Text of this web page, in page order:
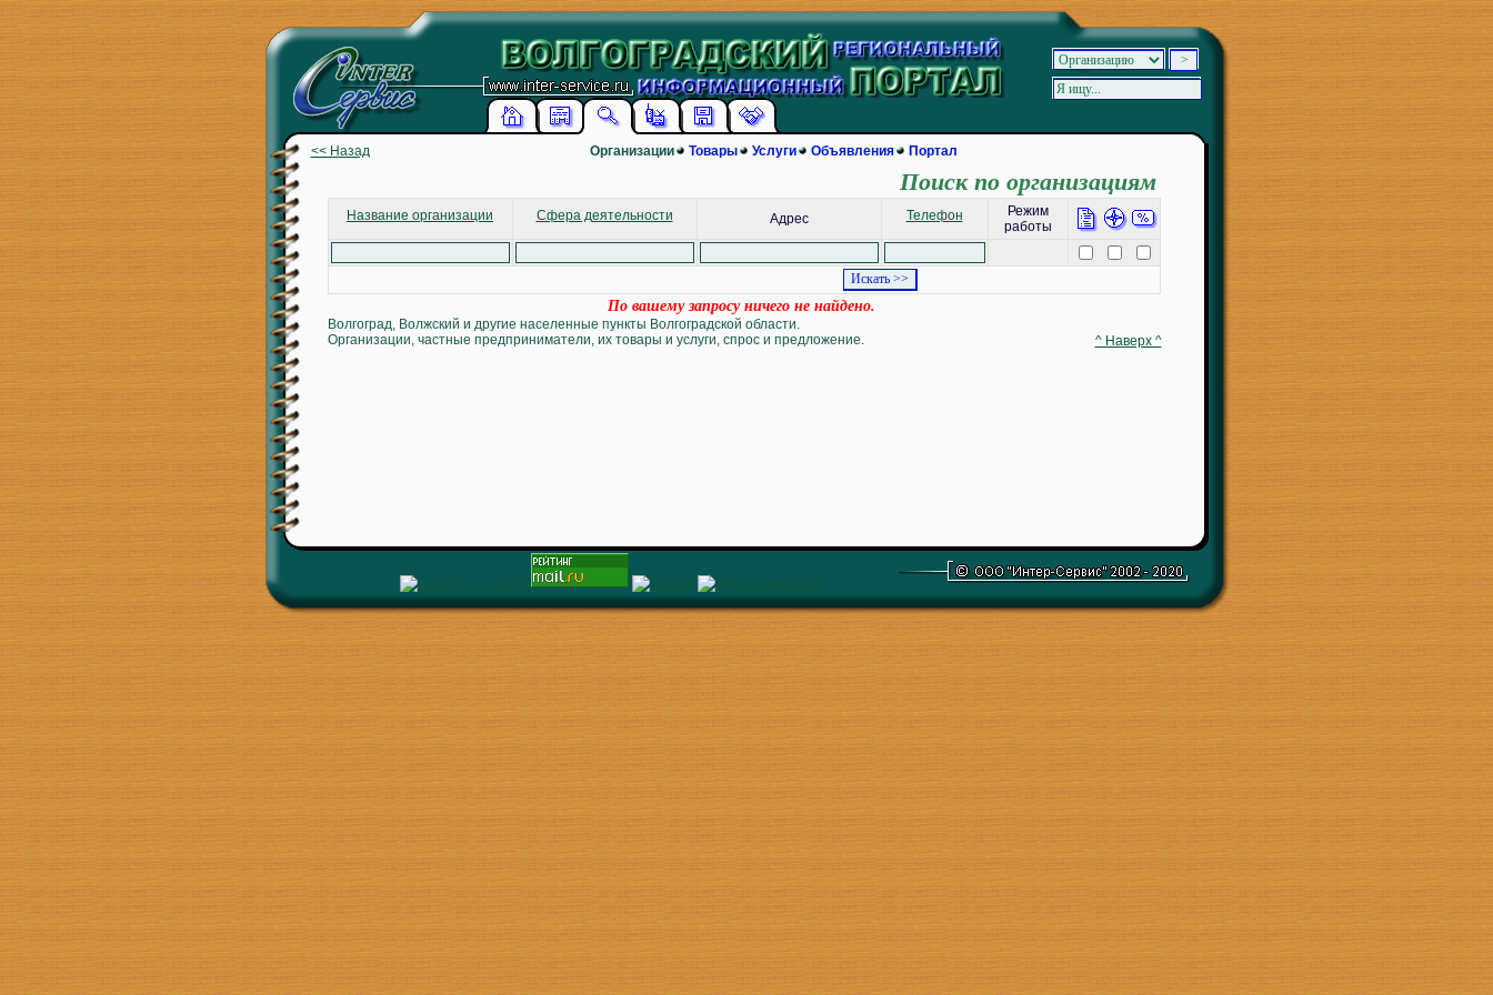
<< Назад Организации Товары Услуги Объявления Портал
Поиск по организациям
Название организации Сфера деятельности Адрес Телефон
Режим
работы
По вашему запросу ничего не найдено.
Волгоград, Волжский и другие населенные пункты Волгоградской области.
Организации, частные предприниматели, их товары и услуги, спрос и предложение.
^ Наверх ^